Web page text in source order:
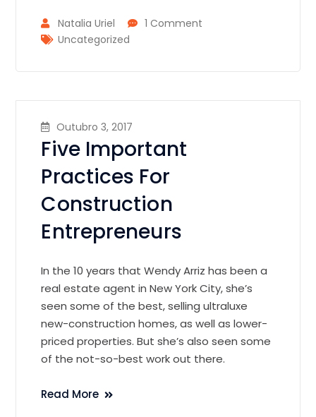
Natalia Uriel
1 Comment
Uncategorized
Outubro 3, 2017
Five Important
Practices For
Construction
Entrepreneurs
In the 10 years that Wendy Arriz has been a
real estate agent in New York City, she’s
seen some of the best, selling ultraluxe
new-construction homes, as well as lower-
priced properties. But she’s also seen some
of the not-so-best work out there.
Read More